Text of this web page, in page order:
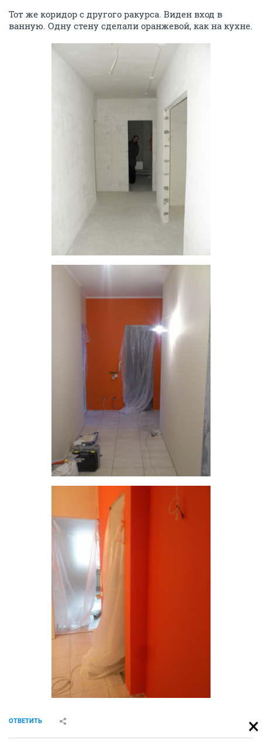
Тот же коридор с другого ракурса. Виден вход в
ванную. Одну стену сделали оранжевой, как на кухне.
ОТВЕТИТЬ